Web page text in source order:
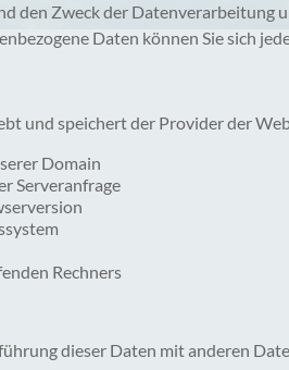
den Zweck der Datenverarbeitung
Daten können Sie sich
und speichert der Provider der
Domain
Serveranfrage
Rechners
dieser Daten mit anderen